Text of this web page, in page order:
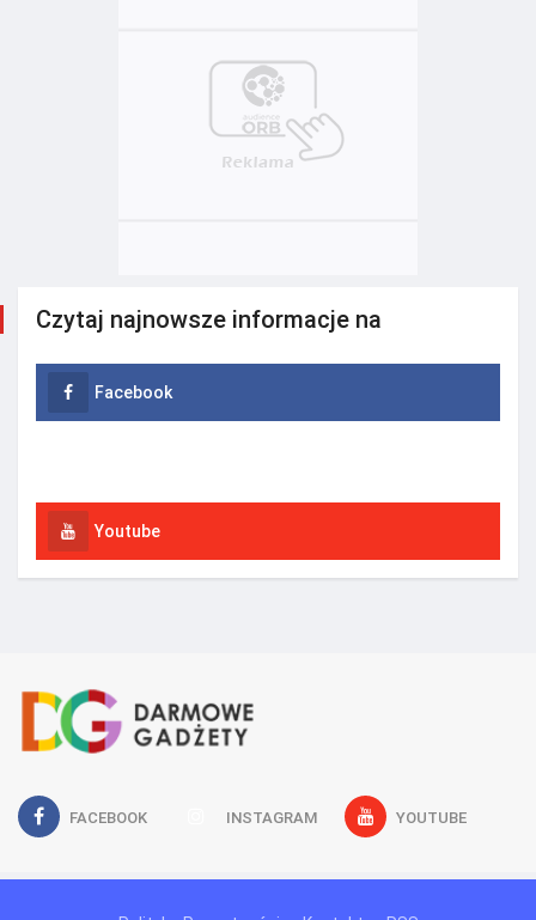
Czytaj najnowsze informacje na
Facebook
Youtube
FACEBOOK INSTAGRAM YOUTUBE